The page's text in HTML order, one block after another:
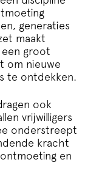
generaties
maakt
groot
om nieuwe
te ontdekken.
ook
vrijwilligers
onderstreept
kracht
en